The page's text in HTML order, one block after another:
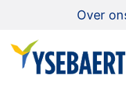
Over